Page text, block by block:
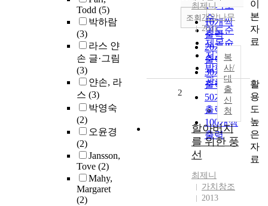
Todd (5)
박하람
(3)
라스 얀
손 글·그림
(3)
얀손, 라
스 (3)
박영숙
(2)
오윤경
(2)
Jansson,
Tove (2)
Mahy,
Margaret
(2)
인기도
순
연도순
제목순
저자순
발행기
관순
10개씩
출력
20개씩
출력
30개씩
출력
50개씩
출력
100개씩
출력
조회
최제니
개암나무
2011
복
사/
대
출
신
청
2
할아버지
를 위한 풍
선
최제니
가치창조
2013
이
본
자
료
활
용
도
높
은
자
료